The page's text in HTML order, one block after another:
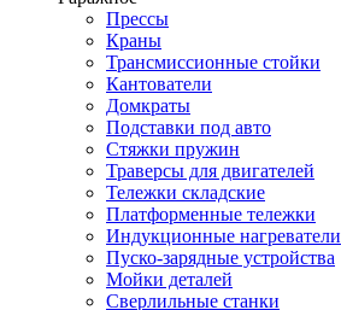
Прессы
Краны
Трансмиссионные стойки
Кантователи
Домкраты
Подставки под авто
Стяжки пружин
Траверсы для двигателей
Тележки складские
Платформенные тележки
Индукционные нагреватели
Пуско-зарядные устройства
Мойки деталей
Сверлильные станки